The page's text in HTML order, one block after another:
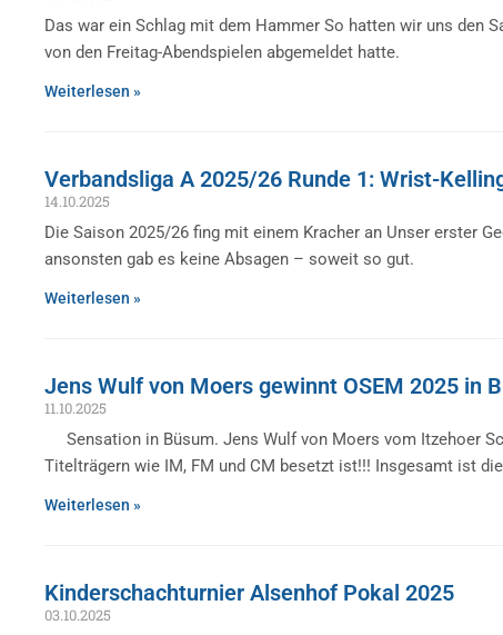
Das war ein Schlag mit dem Hammer So hatten wir uns den
von den Freitag-Abendspielen abgemeldet hatte.
Weiterlesen »
Verbandsliga A 2025/26 Runde 1: Wrist-
14.10.2025
Die Saison 2025/26 fing mit einem Kracher an Unser erster
ansonsten gab es keine Absagen – soweit so gut.
Weiterlesen »
Jens Wulf von Moers gewinnt OSEM 2025 in
11.10.2025
Sensation in Büsum. Jens Wulf von Moers vom Itzehoer
Titelträgern wie IM, FM und CM besetzt ist!!! Insgesamt ist
Weiterlesen »
Kinderschachturnier Alsenhof Pokal 2025
03.10.2025